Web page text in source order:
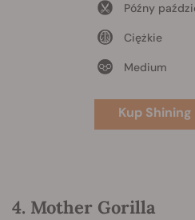
Późny
Ciężkie
Medium
Kup
4. Mother Gorilla